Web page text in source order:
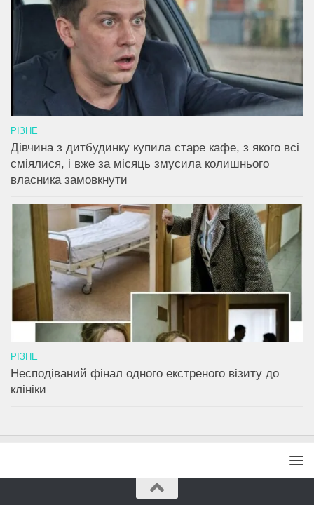
РІЗНЕ
Дівчина з дитбудинку купила старе кафе, з якого всі
сміялися, і вже за місяць змусила колишнього
власника замовкнути
РІЗНЕ
Несподіваний фінал одного екстреного візиту до
клініки